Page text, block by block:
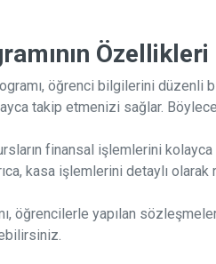
Özellikleri
öğrenci bilgilerini düzenli
takip etmenizi sağlar.
finansal işlemlerini
kasa işlemlerini detaylı
öğrencilerle yapılan